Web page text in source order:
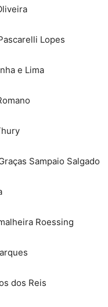
Lopes
e Lima
Sampaio Salgado
Roessing
dos Reis